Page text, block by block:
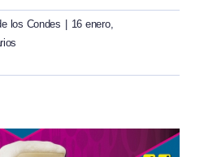
los Condes
16 enero,